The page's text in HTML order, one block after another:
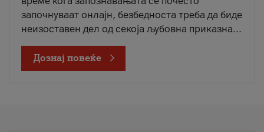
започнуваат онлајн, безбедноста треба да биде
неизоставен дел од секоја љубовна приказна...
Дознај повеќе